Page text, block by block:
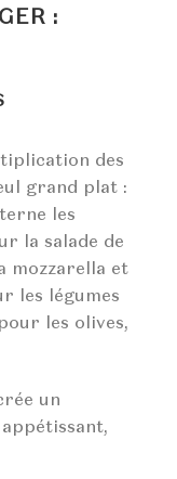
:
des
grand plat :
les
la salade de
mozzarella et
les légumes
les olives,
un